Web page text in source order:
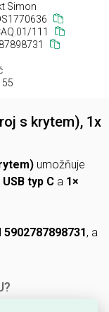
Simon
111
s krytem), 1x
umožňuje
USB typ C a 1×
5902787898731 , a